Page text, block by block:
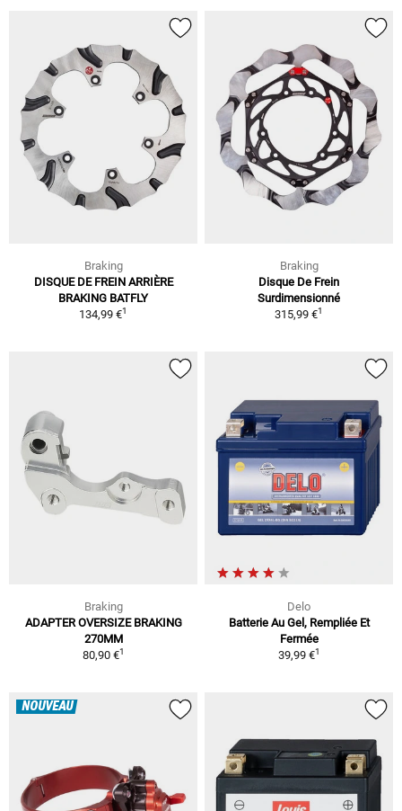
Braking
DISQUE DE FREIN ARRIÈRE
BRAKING BATFLY
134,99 €1
Braking
Disque De Frein
Surdimensionné
315,99 €1
Braking
ADAPTER OVERSIZE BRAKING
270MM
80,90 €1
Delo
Batterie Au Gel, Rempliée Et
Fermée
39,99 €1
NOUVEAU